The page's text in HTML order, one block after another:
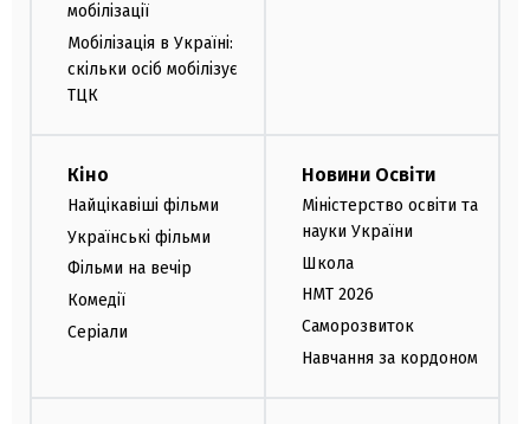
мобілізації
Мобілізація в Україні:
скільки осіб мобілізує
ТЦК
Кіно
Найцікавіші фільми
Українські фільми
Фільми на вечір
Комедії
Серіали
Новини Освіти
Міністерство освіти та
науки України
Школа
НМТ 2026
Саморозвиток
Навчання за кордоном